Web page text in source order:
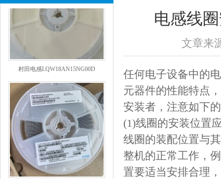
电感线
文章来
任何电子设备中的
元器件的性能特点
安装者，注意如下
(1)线圈的安装位置
线圈的装配位置与
整机的正常工作，
置要适当安排合理